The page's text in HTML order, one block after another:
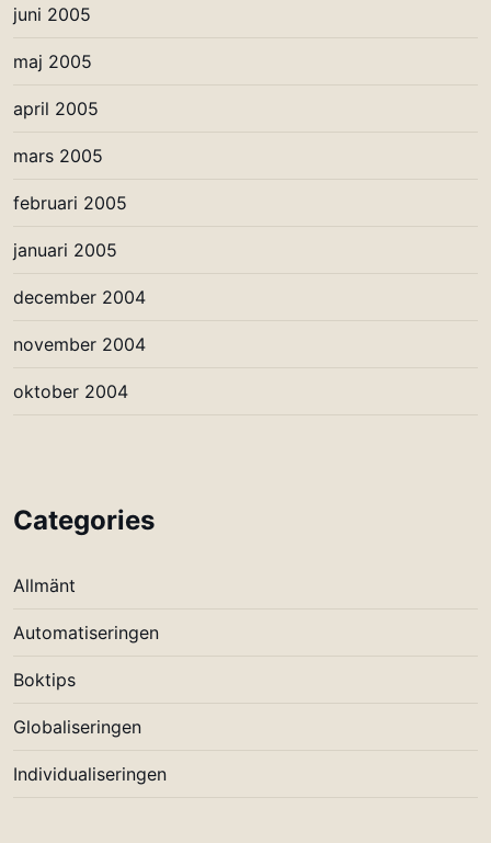
juni 2005
maj 2005
april 2005
mars 2005
februari 2005
januari 2005
december 2004
november 2004
oktober 2004
Categories
Allmänt
Automatiseringen
Boktips
Globaliseringen
Individualiseringen